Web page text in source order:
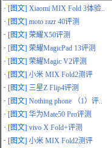
· [图文] Xiaomi MIX Fold 3体验..
· [图文] moto razr 40评测
· [图文] 荣耀X50评测
· [图文] 荣耀MagicPad 13评测
· [图文] 荣耀Magic V2评测
· [图文] 小米 MIX Fold2测评
· [图文] 三星Z Flip4评测
· [图文] Nothing phone （1）评..
· [图文] 华为Mate50 Pro评测
· [图文] vivo X Fold+评测
· [图文] 小米 MIX Fold2测评